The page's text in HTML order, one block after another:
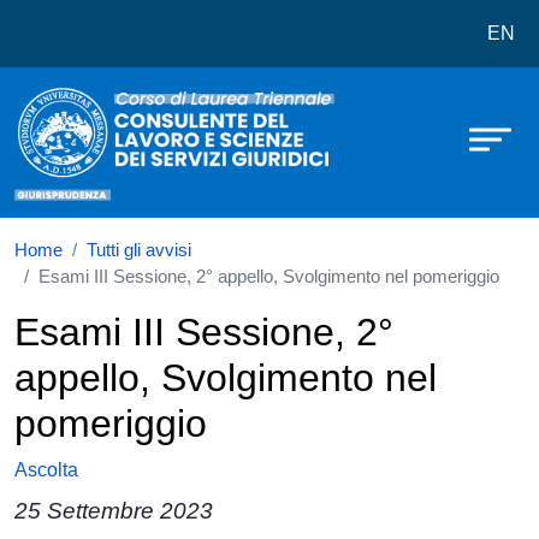
Corso di laurea in Consulente del
EN
Home
Tutti gli avvisi
Esami III Sessione, 2° appello, Svolgimento nel pomeriggio
Esami III Sessione, 2°
appello, Svolgimento nel
pomeriggio
Ascolta
25 Settembre 2023